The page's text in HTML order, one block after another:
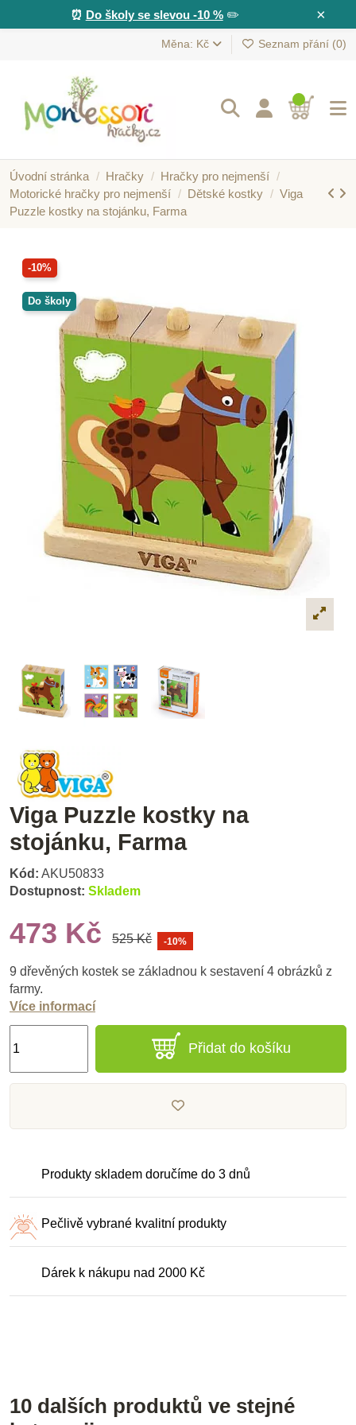
×
⏰ Do školy se slevou -10 %✏️
Měna: Kč Seznam přání (0)
Úvodní stránka Hračky
Hračky pro nejmenší
Motorické hračky pro nejmenší
Dětské kostky
Viga
Puzzle kostky na stojánku, Farma
-10%
Do školy
Viga Puzzle kostky na
stojánku, Farma
Kód: AKU50833
Dostupnost: Skladem
473 Kč 525 Kč -10%
9 dřevěných kostek se základnou k sestavení 4 obrázků z
farmy.
Více informací
Přidat do košíku
Produkty skladem doručíme do 3 dnů
Pečlivě vybrané kvalitní produkty
Dárek k nákupu nad 2000 Kč
10 dalších produktů ve stejné